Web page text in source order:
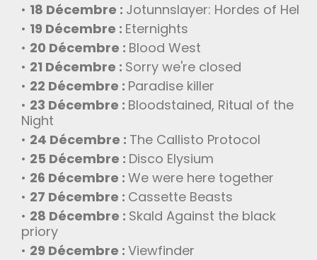
18 Décembre : Jotunnslayer: Hordes of Hel
19 Décembre : Eternights
20 Décembre : Blood West
21 Décembre : Sorry we're closed
22 Décembre : Paradise killer
23 Décembre : Bloodstained, Ritual of the
Night
24 Décembre : The Callisto Protocol
25 Décembre : Disco Elysium
26 Décembre : We were here together
27 Décembre : Cassette Beasts
28 Décembre : Skald Against the black
priory
29 Décembre : Viewfinder